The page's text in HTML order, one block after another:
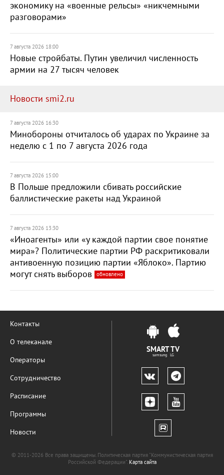
экономику на «военные рельсы» «никчемными
разговорами»
7 августа 2026 18:00
Новые стройбаты. Путин увеличил численность
армии на 27 тысяч человек
Новости smi2.ru
7 августа 2026 16:30
Минобороны отчиталось об ударах по Украине за
неделю с 1 по 7 августа 2026 года
7 августа 2026 15:00
В Польше предложили сбивать российские
баллистические ракеты над Украиной
7 августа 2026 13:30
«Иноагенты» или «у каждой партии свое понятие
мира»? Политические партии РФ раскритиковали
антивоенную позицию партии «Яблоко». Партию
могут снять выборов
обновлено
Контакты
О телеканале
Операторы
Сотрудничество
Расписание
Программы
Новости
SMART TV
samsung LG
© 2011-2026 Все права защищены. Политическая партия "Коммунистическая партия
Российской Федерации". Карта сайта